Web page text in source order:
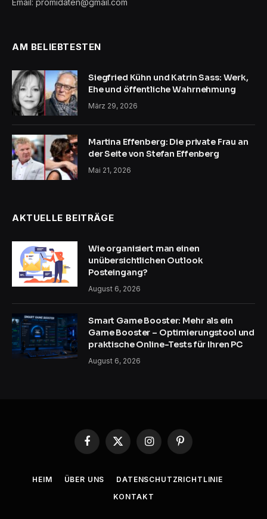
Email: promidaten@gmail.com
AM BELIEBTESTEN
Siegfried Kühn und Katrin Sass: Werk,
Ehe und öffentliche Wahrnehmung
März 29, 2026
Martina Effenberg: Die private Frau an
der Seite von Stefan Effenberg
Mai 21, 2026
AKTUELLE BEITRÄGE
Wie organisiert man einen
unübersichtlichen Outlook
Posteingang?
August 6, 2026
Smart Game Booster: Mehr als ein
Game Booster – Optimierungstool und
praktische Online-Tests für Ihren PC
August 6, 2026
Facebook
X
InstagramPinterest
HEIM ÜBER UNS
DATENSCHUTZRICHTLINIE
KONTAKT